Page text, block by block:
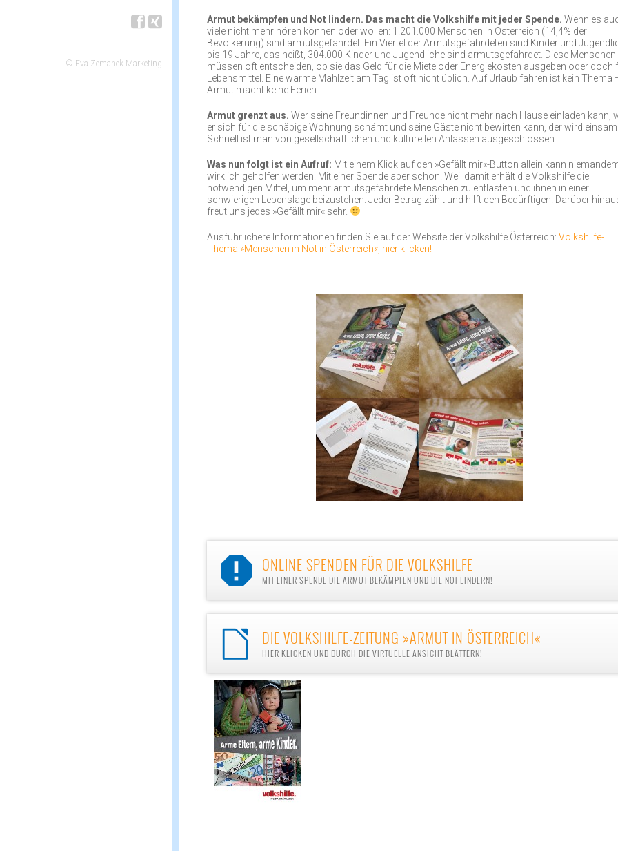
© Eva Zemanek Marketing
Armut bekämpfen und Not lindern. Das macht die Volkshilfe mit jeder Spende. Wenn es
viele nicht mehr hören können oder wollen: 1.201.000 Menschen in Österreich (14,4% der
Bevölkerung) sind armutsgefährdet. Ein Viertel der Armutsgefährdeten sind Kinder und
bis 19 Jahre, das heißt, 304.000 Kinder und Jugendliche sind armutsgefährdet. Diese Menschen
müssen oft entscheiden, ob sie das Geld für die Miete oder Energiekosten ausgeben oder doch
Lebensmittel. Eine warme Mahlzeit am Tag ist oft nicht üblich. Auf Urlaub fahren ist kein Thema
Armut macht keine Ferien.
Armut grenzt aus. Wer seine Freundinnen und Freunde nicht mehr nach Hause einladen kann,
er sich für die schäbige Wohnung schämt und seine Gäste nicht bewirten kann, der wird
Schnell ist man von gesellschaftlichen und kulturellen Anlässen ausgeschlossen.
Was nun folgt ist ein Aufruf: Mit einem Klick auf den »Gefällt mir«-Button allein kann
wirklich geholfen werden. Mit einer Spende aber schon. Weil damit erhält die Volkshilfe die
notwendigen Mittel, um mehr armutsgefährdete Menschen zu entlasten und ihnen in einer
schwierigen Lebenslage beizustehen. Jeder Betrag zählt und hilft den Bedürftigen. Darüber
freut uns jedes »Gefällt mir« sehr.
Ausführlichere Informationen finden Sie auf der Website der Volkshilfe Österreich: Volkshilfe-
Thema »Menschen in Not in Österreich«, hier klicken!
 ONLINE SPENDEN FÜR DIE VOLKSHILFE
MIT EINER SPENDE DIE ARMUT BEKÄMPFEN UND DIE NOT LINDERN!
 DIE VOLKSHILFE-ZEITUNG »ARMUT IN ÖSTERREICH«
HIER KLICKEN UND DURCH DIE VIRTUELLE ANSICHT BLÄTTERN!